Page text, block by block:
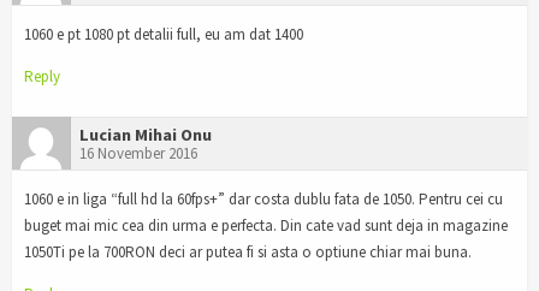
1060 e pt 1080 pt detalii full, eu am dat 1400
Reply
Lucian Mihai Onu
16 November 2016
1060 e in liga “full hd la 60fps+” dar costa dublu fata de 1050. Pentru cei cu
buget mai mic cea din urma e perfecta. Din cate vad sunt deja in magazine
1050Ti pe la 700RON deci ar putea fi si asta o optiune chiar mai buna.